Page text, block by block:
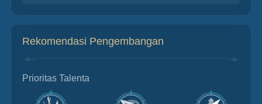
Rekomendasi Pengembangan
Prioritas Talenta